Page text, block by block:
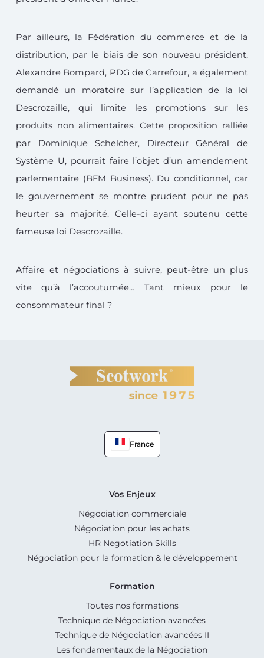
Par ailleurs, la Fédération du commerce et de la
distribution, par le biais de son nouveau président,
Alexandre Bompard, PDG de Carrefour, a également
demandé un moratoire sur l’application de la loi
Descrozaille, qui limite les promotions sur les
produits non alimentaires. Cette proposition ralliée
par Dominique Schelcher, Directeur Général de
Système U, pourrait faire l’objet d’un amendement
parlementaire (BFM Business). Du conditionnel, car
le gouvernement se montre prudent pour ne pas
heurter sa majorité. Celle-ci ayant soutenu cette
fameuse loi Descrozaille.
Affaire et négociations à suivre, peut-être un plus
vite qu’à l’accoutumée… Tant mieux pour le
consommateur final ?
France
Vos Enjeux
Négociation commerciale
Négociation pour les achats
HR Negotiation Skills
Négociation pour la formation & le développement
Formation
Toutes nos formations
Technique de Négociation avancées
Technique de Négociation avancées II
Les fondamentaux de la Négociation